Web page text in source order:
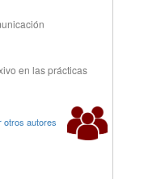
en las prácticas
otros autores